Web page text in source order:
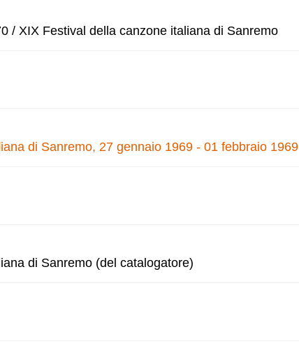
/ XIX Festival della canzone italiana di Sanremo
di Sanremo, 27 gennaio 1969 - 01 febbraio 1969
di Sanremo (del catalogatore)